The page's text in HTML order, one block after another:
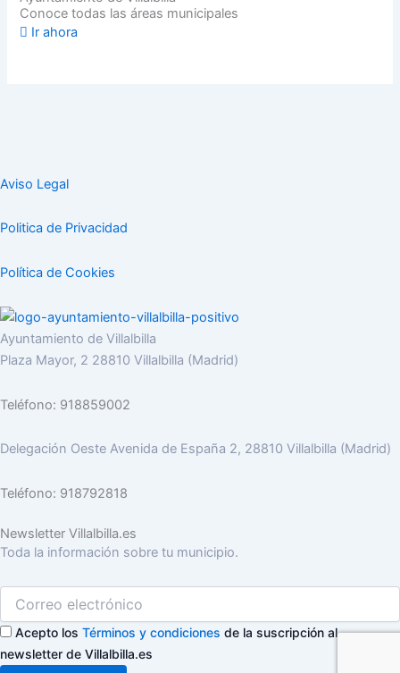
Conoce todas las áreas municipales
Ir ahora
Aviso Legal
Politica de Privacidad
Política de Cookies
Ayuntamiento de Villalbilla
Plaza Mayor, 2 28810 Villalbilla (Madrid)
Teléfono: 918859002
Delegación Oeste Avenida de España 2, 28810 Villalbilla (Madrid)
Teléfono: 918792818
Newsletter Villalbilla.es
Toda la información sobre tu municipio.
Acepto los Términos y condiciones de la suscripción al
newsletter de Villalbilla.es